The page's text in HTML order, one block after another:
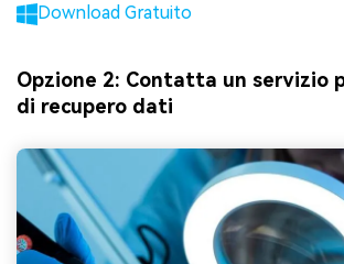
Download Gratuito
Opzione 2: Contatta un servizio
di recupero dati